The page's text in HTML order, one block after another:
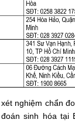
nghiệm chẩn
sinh hóa tại